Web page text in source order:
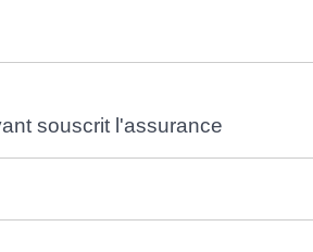
souscrit l'assurance